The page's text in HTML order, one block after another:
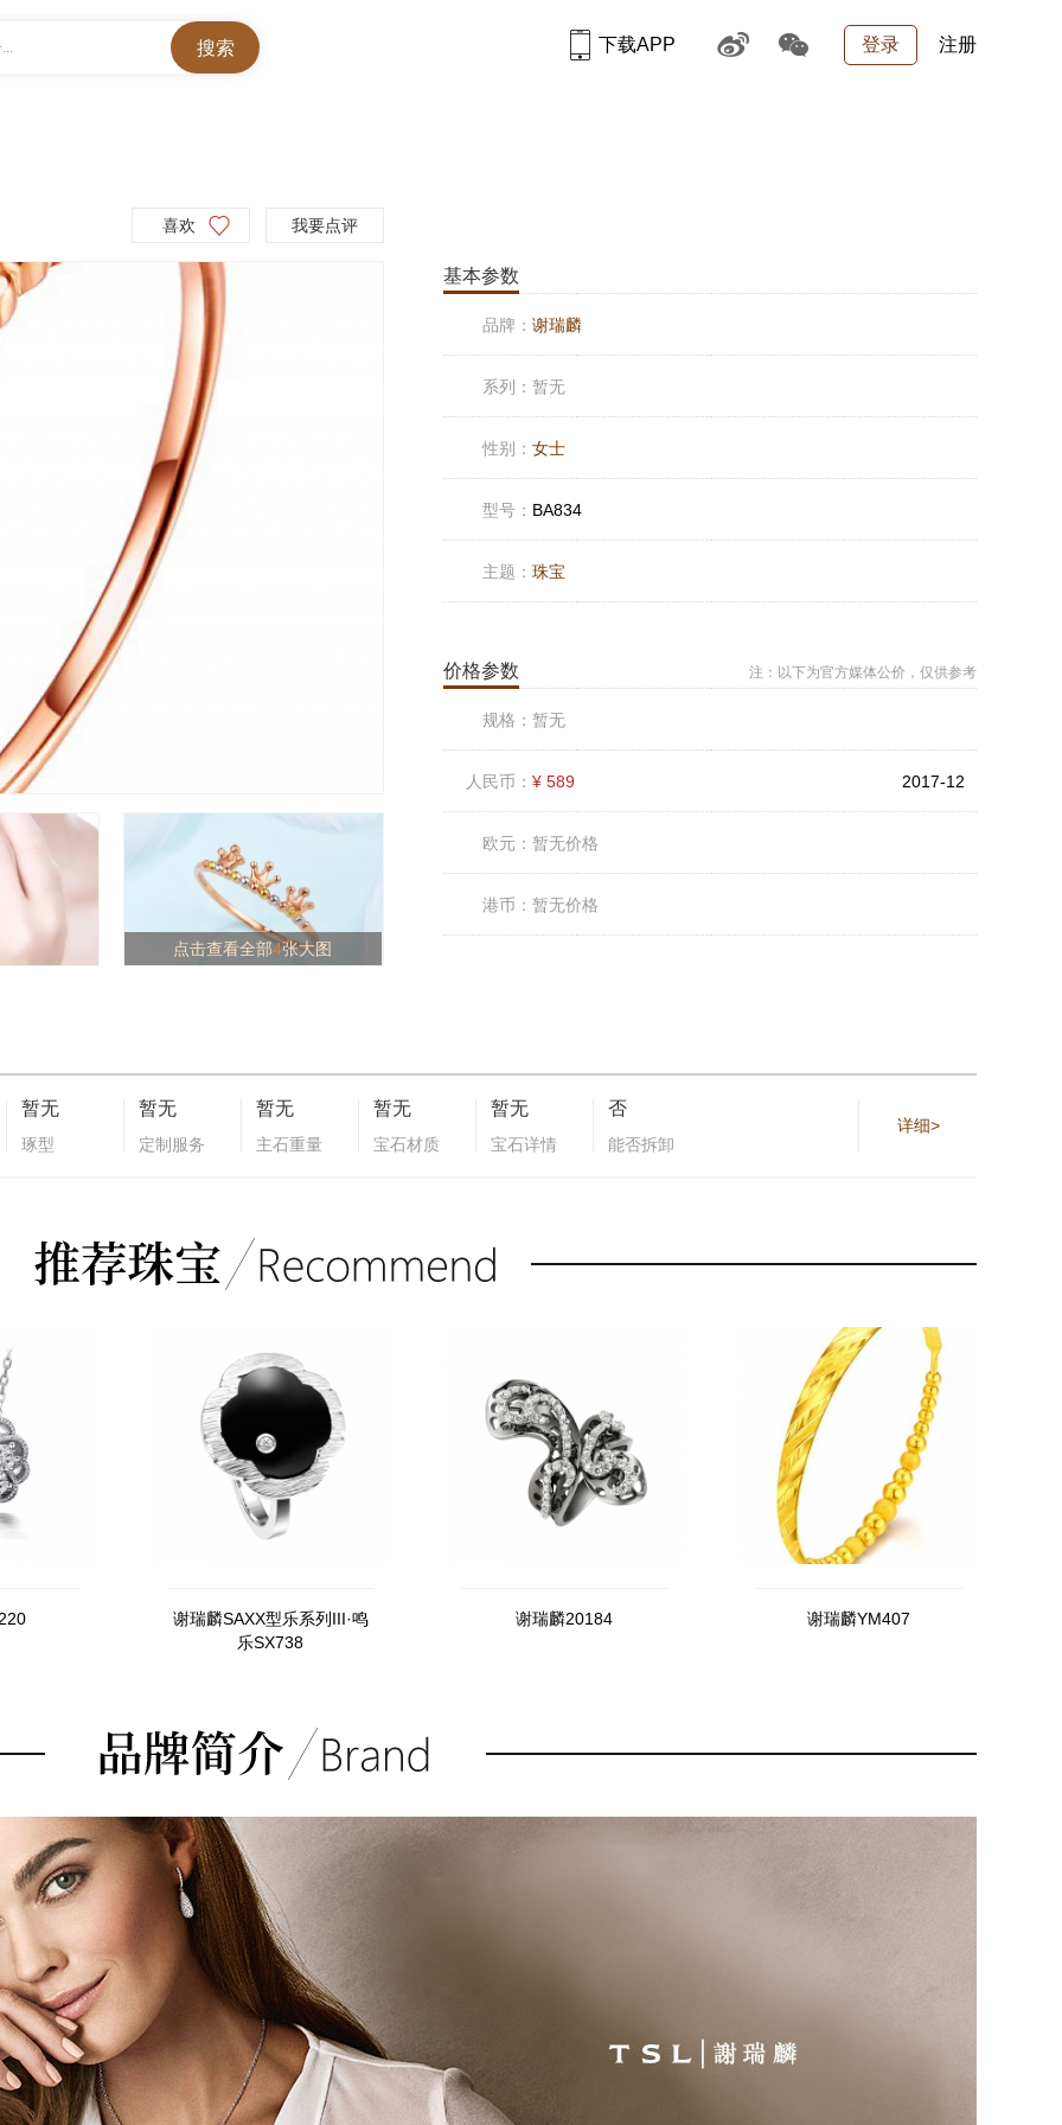
登录 注册
下载APP
喜欢 我要点评
点击查看全部4张大图
基本参数
品牌： 谢瑞麟
系列： 暂无
性别： 女士
型号： BA834
主题： 珠宝
价格参数 注：以下为官方媒体公价，仅供参考
规格： 暂无
人民币： ¥ 589 2017-12
欧元： 暂无价格
港币： 暂无价格
暂无
琢型
暂无
定制服务
暂无
主石重量
暂无
宝石材质
暂无
宝石详情
否
能否拆卸
详细>
谢瑞麟SAXX型乐系列III·鸣
乐SX738
谢瑞麟20184 谢瑞麟YM407